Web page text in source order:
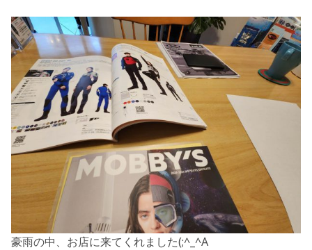
豪雨の中、お店に来てくれました(;^_^A